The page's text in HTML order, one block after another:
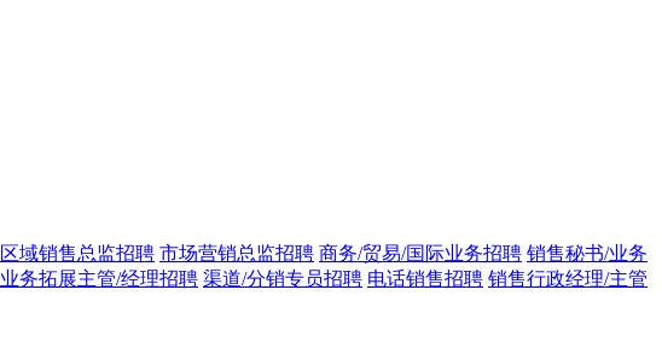
区域销售总监招聘 市场营销总监招聘 商务/贸易/国际业务招聘 销售秘书/业务
业务拓展主管/经理招聘 渠道/分销专员招聘 电话销售招聘 销售行政经理/主管